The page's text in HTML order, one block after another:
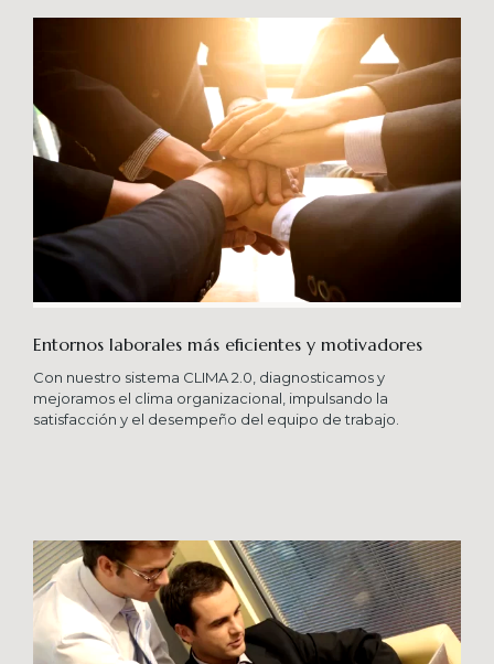
Entornos laborales más eficientes y motivadores
Con nuestro sistema CLIMA 2.0, diagnosticamos y
mejoramos el clima organizacional, impulsando la
satisfacción y el desempeño del equipo de trabajo.